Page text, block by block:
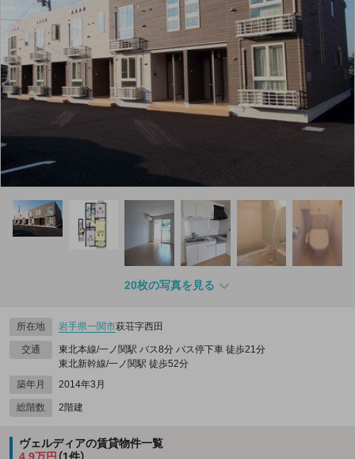
20枚の写真を見る
所在地 岩手県一関市萩荘字西田
交通
東北本線/一ノ関駅 バス8分 バス停下車 徒歩21分
東北新幹線/一ノ関駅 徒歩52分
築年月
2014年3月
総階数 2階建
ヴェルディアの賃貸物件一覧